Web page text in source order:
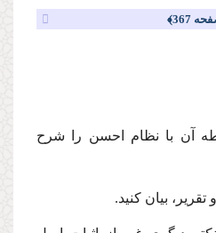
367﴾
آن با نظام احسن را شرح